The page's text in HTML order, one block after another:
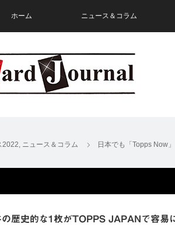
ホーム ニュース＆コラム
2022, ニュース＆コラム 日本でも「Topps Now
歴史的な1枚がTOPPS JAPANで容易